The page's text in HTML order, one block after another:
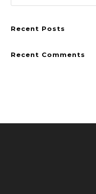
Recent Posts
Recent Comments